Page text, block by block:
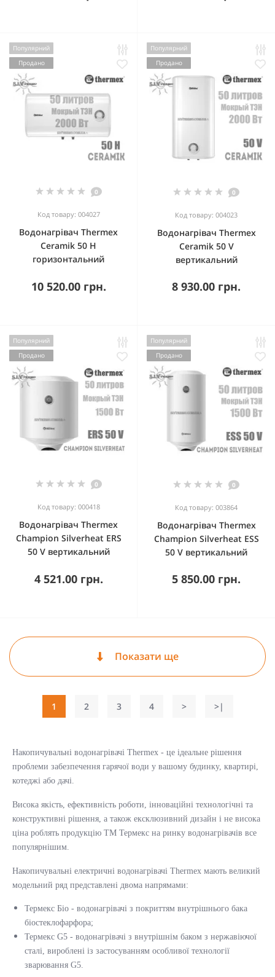
Популярний
Продано
0
Код товару: 004027
Водонагрівач Thermex
Ceramik 50 H
горизонтальний
10 520.00 грн.
Популярний
Продано
0
Код товару: 004023
Водонагрівач Thermex
Ceramik 50 V
вертикальний
8 930.00 грн.
Популярний
Продано
0
Код товару: 000418
Водонагрівач Thermex
Champion Silverheat ERS
50 V вертикальний
4 521.00 грн.
Популярний
Продано
0
Код товару: 003864
Водонагрівач Thermex
Champion Silverheat ESS
50 V вертикальний
5 850.00 грн.
Показати ще
1 2 3 4 > >|
Накопичувальні водонагрівачі Thermex - це ідеальне рішення
проблеми забезпечення гарячої води у вашому будинку, квартирі,
котеджі або дачі.
Висока якість, ефективність роботи, інноваційні технологічні та
конструктивні рішення, а також ексклюзивний дизайн і не висока
ціна роблять продукцію ТМ Термекс на ринку водонагрівачів все
популярнішим.
Накопичувальні електричні водонагрівачі Thermex мають великий
модельний ряд представлені двома напрямами:
Термекс Біо - водонагрівачі з покриттям внутрішнього бака
біостеклофарфора;
Термекс G5 - водонагрівачі з внутрішнім баком з нержавіючої
сталі, вироблені із застосуванням особливої ​​технології
зварювання G5.